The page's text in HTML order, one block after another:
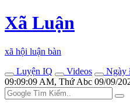
Xã Luận
xã hội luận bàn
Luyện IQ
Videos
Ngày
09:09:09 AM, Thứ Abc 09/09/